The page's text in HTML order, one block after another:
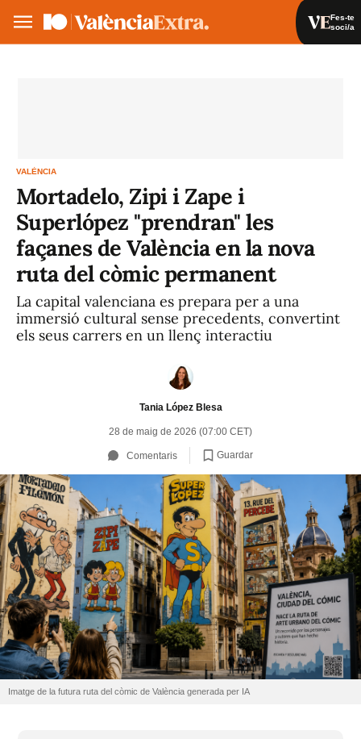
Fes-te
soci/a
VALÈNCIA
Mortadelo, Zipi i Zape i
Superlópez "prendran" les
façanes de València en la nova
ruta del còmic permanent
La capital valenciana es prepara per a una
immersió cultural sense precedents, convertint
els seus carrers en un llenç interactiu
Tania López Blesa
28 de maig de 2026 (07:00 CET)
Comentaris Guardar
Imatge de la futura ruta del còmic de València generada per IA